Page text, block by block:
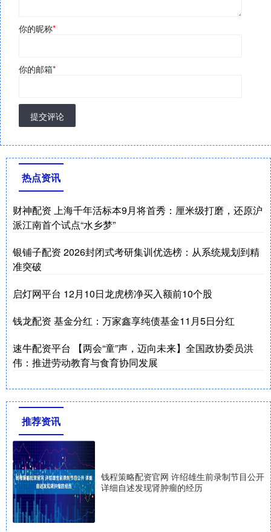
你的昵称*
你的邮箱*
提交评论
热点资讯
财神配资 上海千年活标本9月将首秀：厘米级打磨，还原沪
派江南首个试点“水乡梦”
银铺子配资 2026封闭式考研集训优选榜：从系统规划到精
准突破
启灯网平台 12月10日龙虎榜净买入额前10个股
钱龙配资 基金分红：万家鑫享纯债基金11月5日分红
速牛配资平台 【两会“童”声，迈向未来】全国政协委员洪
伟：推进劳动教育与食育协同发展
推荐资讯
钱程策略配资官网 许绍雄生前录制节目公开
详细自述发现肾肿瘤的经历